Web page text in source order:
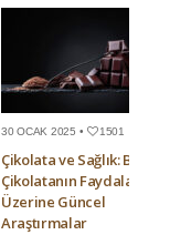
30 OCAK 2025 • 1501
Çikolata ve Sağlık: Bitter
Çikolatanın Faydaları
Üzerine Güncel
Araştırmalar